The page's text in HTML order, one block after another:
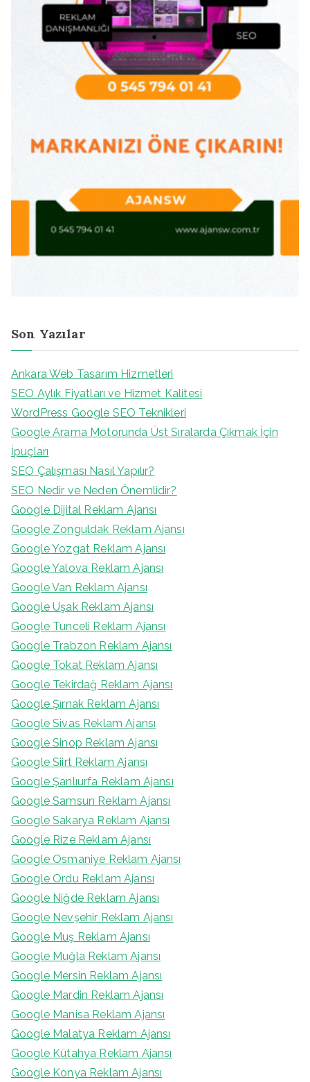
Son Yazılar
Ankara Web Tasarım Hizmetleri
SEO Aylık Fiyatları ve Hizmet Kalitesi
WordPress Google SEO Teknikleri
Google Arama Motorunda Üst Sıralarda Çıkmak İçin
İpuçları
SEO Çalışması Nasıl Yapılır?
SEO Nedir ve Neden Önemlidir?
Google Dijital Reklam Ajansı
Google Zonguldak Reklam Ajansı
Google Yozgat Reklam Ajansı
Google Yalova Reklam Ajansı
Google Van Reklam Ajansı
Google Uşak Reklam Ajansı
Google Tunceli Reklam Ajansı
Google Trabzon Reklam Ajansı
Google Tokat Reklam Ajansı
Google Tekirdağ Reklam Ajansı
Google Şırnak Reklam Ajansı
Google Sivas Reklam Ajansı
Google Sinop Reklam Ajansı
Google Siirt Reklam Ajansı
Google Şanlıurfa Reklam Ajansı
Google Samsun Reklam Ajansı
Google Sakarya Reklam Ajansı
Google Rize Reklam Ajansı
Google Osmaniye Reklam Ajansı
Google Ordu Reklam Ajansı
Google Niğde Reklam Ajansı
Google Nevşehir Reklam Ajansı
Google Muş Reklam Ajansı
Google Muğla Reklam Ajansı
Google Mersin Reklam Ajansı
Google Mardin Reklam Ajansı
Google Manisa Reklam Ajansı
Google Malatya Reklam Ajansı
Google Kütahya Reklam Ajansı
Google Konya Reklam Ajansı